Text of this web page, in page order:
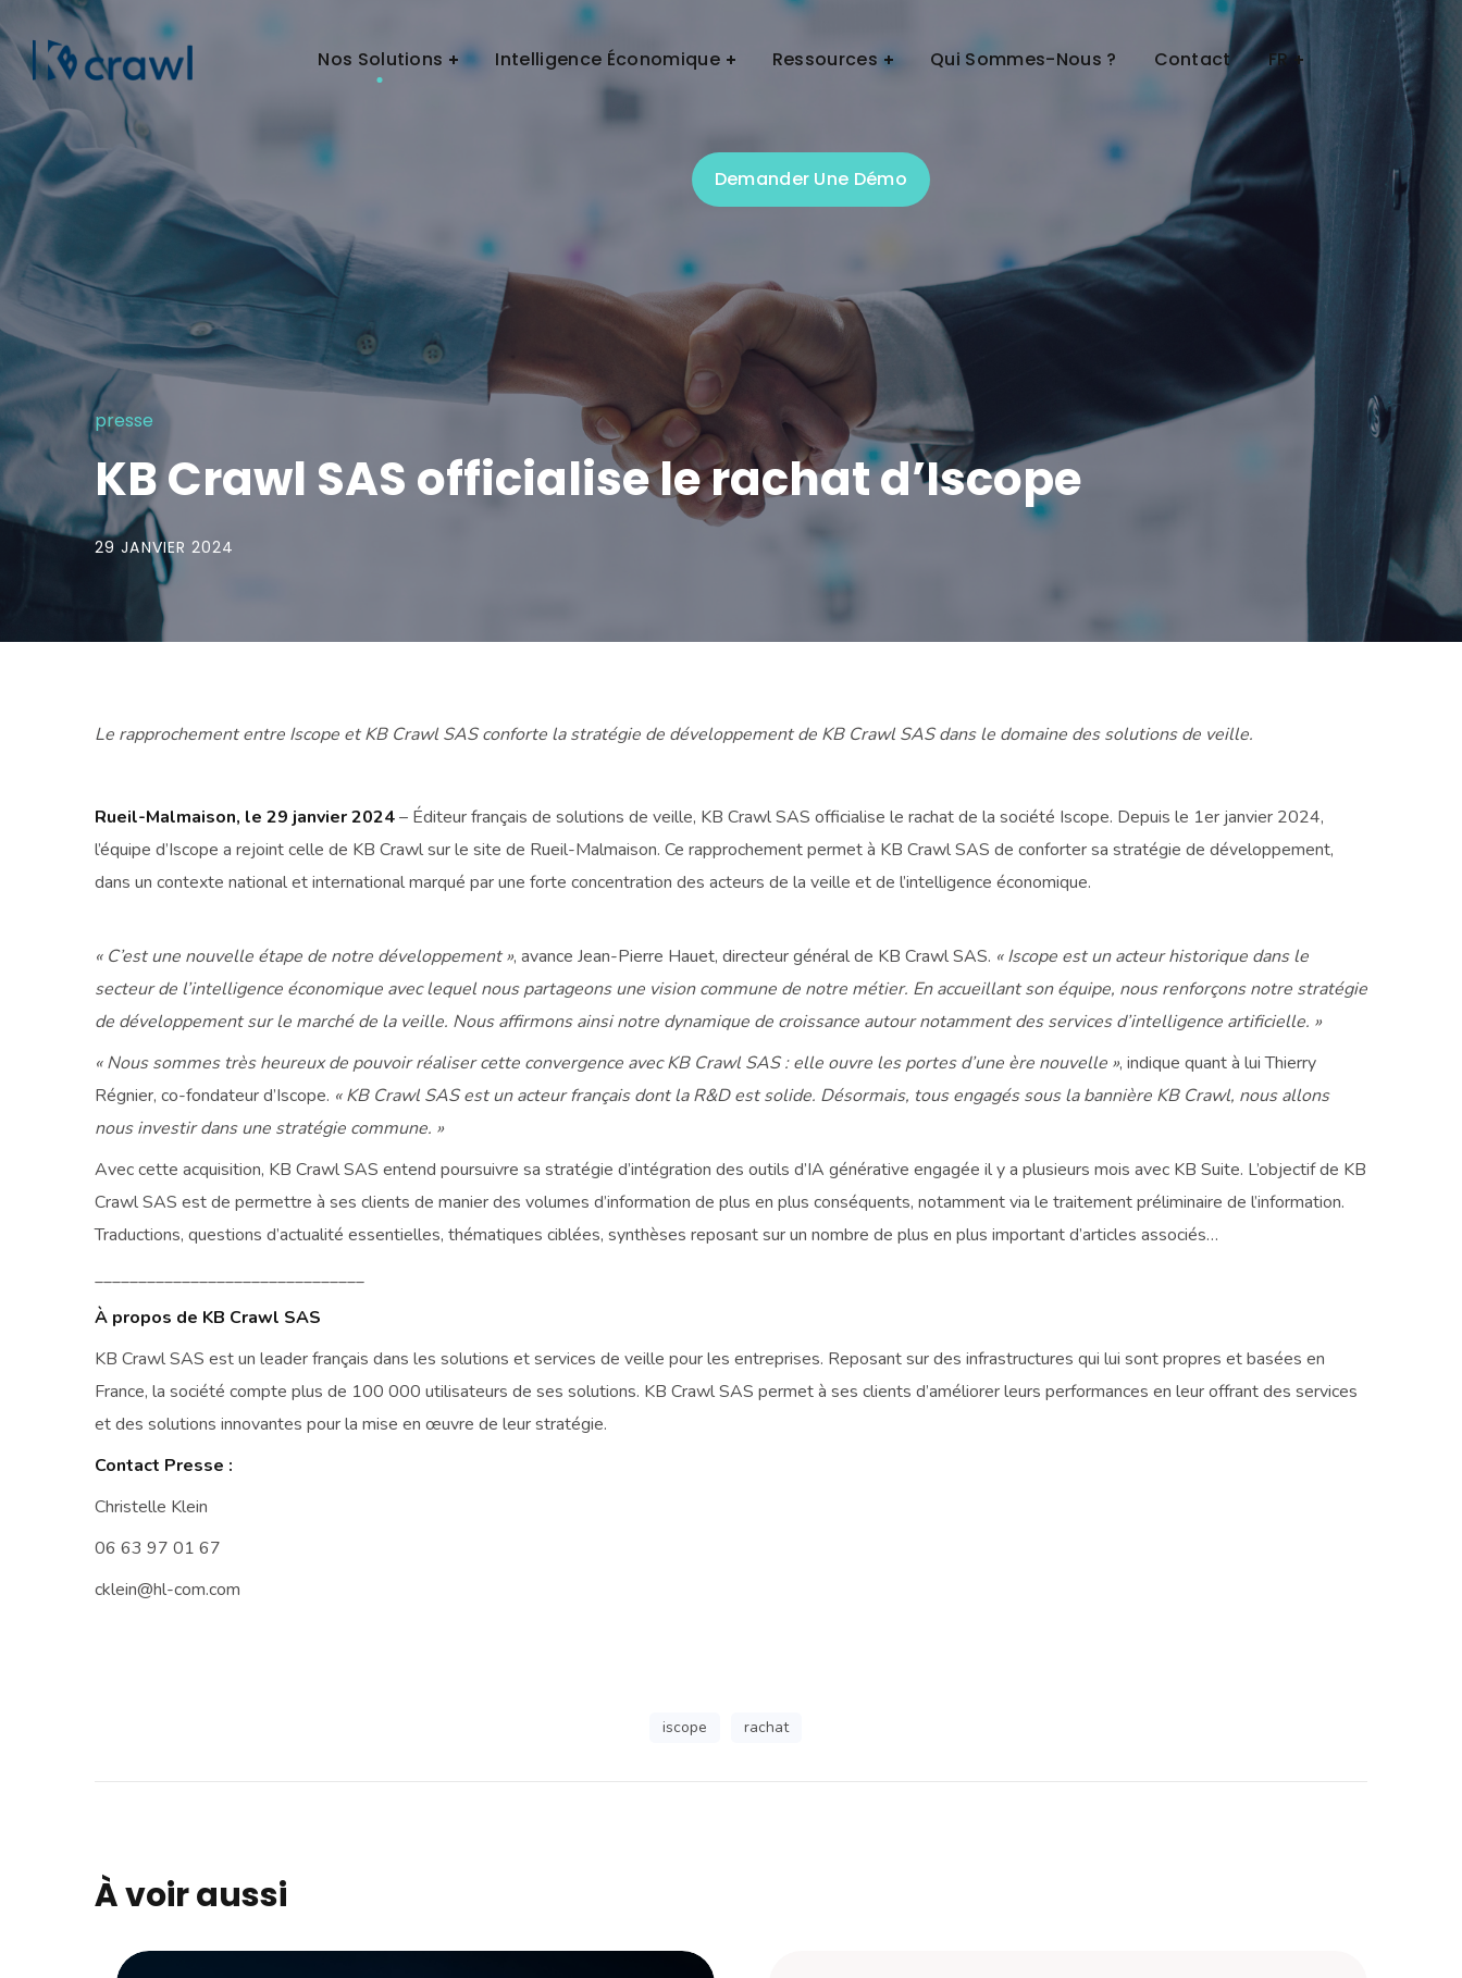
Nos Solutions Intelligence Économique Ressources Qui Sommes-Nous ? Contact FR
Demander Une Démo
Demander Une Démo
presse
KB Crawl SAS officialise le rachat d’Iscope
29 JANVIER 2024
Le rapprochement entre Iscope et KB Crawl SAS conforte la stratégie de développement de KB Crawl SAS dans le domaine des solutions de veille.
Rueil-Malmaison, le 29 janvier 2024– Éditeur français de solutions de veille, KB Crawl SAS officialise le rachat de la société Iscope. Depuis le 1er janvier 2024,
l’équipe d’Iscope a rejoint celle de KB Crawl sur le site de Rueil-Malmaison. Ce rapprochement permet à KB Crawl SAS de conforter sa stratégie de développement,
dans un contexte national et international marqué par une forte concentration des acteurs de la veille et de l’intelligence économique.
« C’est une nouvelle étape de notre développement », avance Jean-Pierre Hauet, directeur général de KB Crawl SAS. « Iscope est un acteur historique dans le
secteur de l’intelligence économique avec lequel nous partageons une vision commune de notre métier. En accueillant son équipe, nous renforçons notre stratégie
de développement sur le marché de la veille. Nous affirmons ainsi notre dynamique de croissance autour notamment des services d’intelligence artificielle. »
« Nous sommes très heureux de pouvoir réaliser cette convergence avec KB Crawl SAS : elle ouvre les portes d’une ère nouvelle », indique quant à lui Thierry
Régnier, co-fondateur d’Iscope. « KB Crawl SAS est un acteur français dont la R&D est solide. Désormais, tous engagés sous la bannière KB Crawl, nous allons
nous investir dans une stratégie commune. »
Avec cette acquisition, KB Crawl SAS entend poursuivre sa stratégie d’intégration des outils d’IA générative engagée il y a plusieurs mois avec KB Suite. L’objectif de KB
Crawl SAS est de permettre à ses clients de manier des volumes d’information de plus en plus conséquents, notamment via le traitement préliminaire de l’information.
Traductions, questions d’actualité essentielles, thématiques ciblées, synthèses reposant sur un nombre de plus en plus important d’articles associés…
_______________________________
À propos de KB Crawl SAS
KB Crawl SAS est un leader français dans les solutions et services de veille pour les entreprises. Reposant sur des infrastructures qui lui sont propres et basées en
France, la société compte plus de 100 000 utilisateurs de ses solutions. KB Crawl SAS permet à ses clients d’améliorer leurs performances en leur offrant des services
et des solutions innovantes pour la mise en œuvre de leur stratégie.
Contact Presse :
Christelle Klein
06 63 97 01 67
cklein@hl-com.com
iscope rachat
À voir aussi